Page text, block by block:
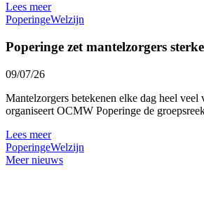
Lees meer
PoperingeWelzijn
Poperinge zet mantelzorgers
09/07/26
Mantelzorgers betekenen elke dag heel
organiseert OCMW Poperinge de
Lees meer
PoperingeWelzijn
Meer nieuws